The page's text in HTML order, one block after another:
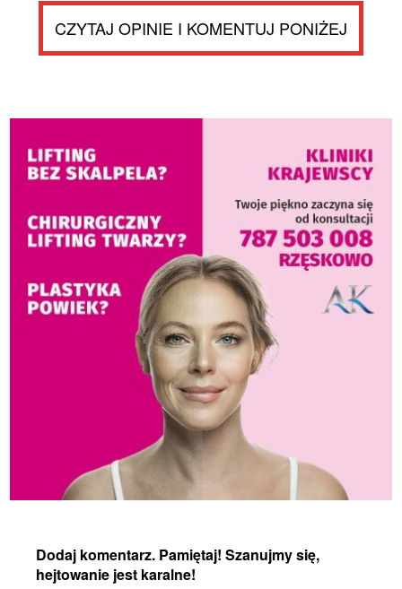
CZYTAJ OPINIE I KOMENTUJ PONIŻEJ
Dodaj komentarz. Pamiętaj! Szanujmy się,
hejtowanie jest karalne!